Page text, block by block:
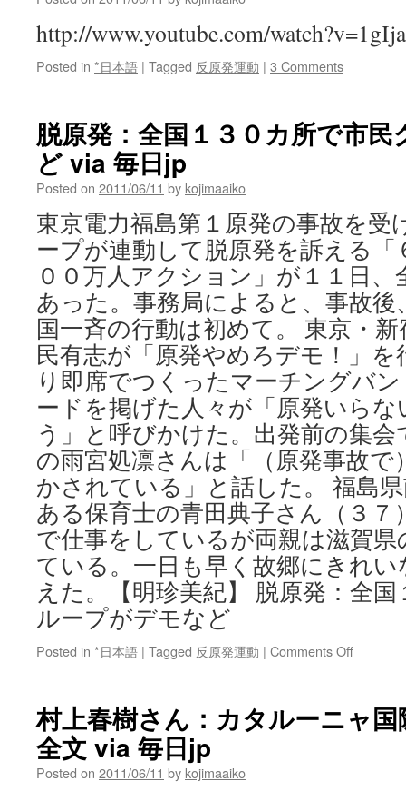
http://www.youtube.com/
Posted in *日本語 | Tagged 反原発運動 | 3 Comments
脱原発：全国１３０カ所で市
ど via 毎日jp
Posted on 2011/06/11 by kojimaaiko
東京電力福島第１原発の事故を受
ープが連動して脱原発を訴える
００万人アクション」が１１日
あった。事務局によると、事故後
国一斉の行動は初めて。 東京・
民有志が「原発やめろデモ！」
り即席でつくったマーチングバ
ードを掲げた人々が「原発いら
う」と呼びかけた。出発前の集
の雨宮処凛さんは「（原発事故
かされている」と話した。 福島
ある保育士の青田典子さん（３７
で仕事をしているが両親は滋賀
ている。一日も早く故郷にきれ
えた。【明珍美紀】 脱原発：全
ループがデモなど
Posted in *日本語 | Tagged 反原発運動 | Comments Offon
発：
全
村上春樹さん：カタルーニャ
全文 via 毎日jp
Posted on 2011/06/11 by kojimaaiko